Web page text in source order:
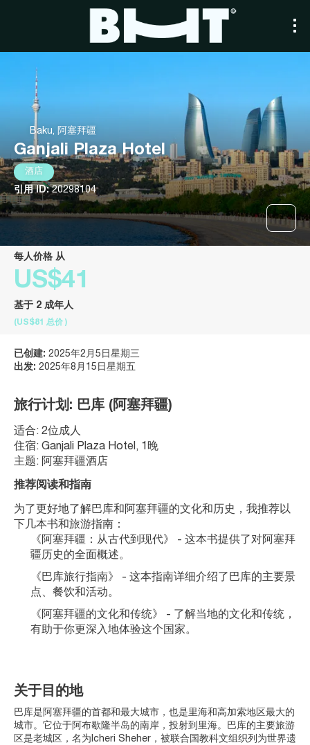
Baku, 阿塞拜疆
Ganjali Plaza Hotel
酒店
引用 ID:20298104
每人价格 从
US$41
基于 2 成年人
(US$81 总价 )
已创建: 2025年2月5日星期三
出发: 2025年8月15日星期五
旅行计划: 巴库 (阿塞拜疆)
适合: 2位成人
住宿: Ganjali Plaza Hotel, 1晚
主题: 阿塞拜疆酒店
推荐阅读和指南
为了更好地了解巴库和阿塞拜疆的文化和历史，我推荐以
下几本书和旅游指南：
《阿塞拜疆：从古代到现代》 - 这本书提供了对阿塞拜
疆历史的全面概述。
《巴库旅行指南》 - 这本指南详细介绍了巴库的主要景
点、餐饮和活动。
《阿塞拜疆的文化和传统》 - 了解当地的文化和传统，
有助于你更深入地体验这个国家。
关于目的地
巴库是阿塞拜疆的首都和最大城市，也是里海和高加索地区最大的
城市。它位于阿布歇隆半岛的南岸，投射到里海。巴库的主要旅游
区是老城区，名为Icheri Sheher，被联合国教科文组织列为世界遗